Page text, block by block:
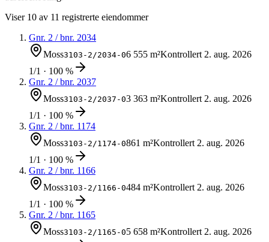
Viser 10 av 11 registrerte eiendommer
Gnr. 2 / bnr. 2034
Moss3103-2/2034-06 555 m²Kontrollert 2. aug. 2026
1/1 · 100 %
Gnr. 2 / bnr. 2037
Moss3103-2/2037-03 363 m²Kontrollert 2. aug. 2026
1/1 · 100 %
Gnr. 2 / bnr. 1174
Moss3103-2/1174-0861 m²Kontrollert 2. aug. 2026
1/1 · 100 %
Gnr. 2 / bnr. 1166
Moss3103-2/1166-0484 m²Kontrollert 2. aug. 2026
1/1 · 100 %
Gnr. 2 / bnr. 1165
Moss3103-2/1165-05 658 m²Kontrollert 2. aug. 2026